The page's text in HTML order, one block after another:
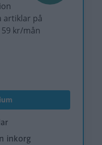
artiklar på
kr/mån
inkorg